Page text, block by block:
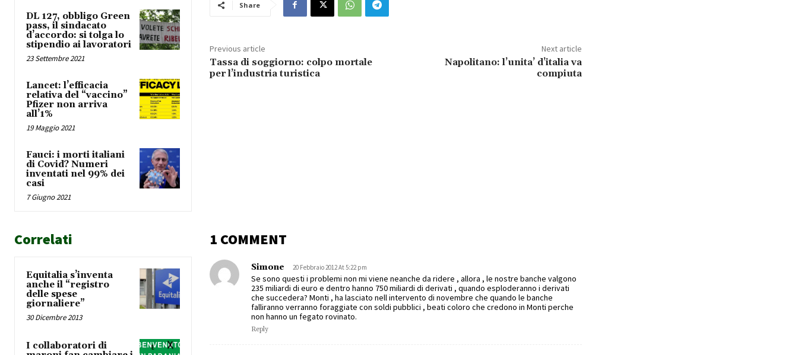
DL 127, obbligo Green
pass, il sindacato
d’accordo: si tolga lo
stipendio ai lavoratori
23 Settembre 2021
Lancet: l’efficacia
relativa del “vaccino”
Pfizer non arriva
all’1%
19 Maggio 2021
Fauci: i morti italiani
di Covid? Numeri
inventati nel 99% dei
casi
7 Giugno 2021
Share
Previous article
Tassa di soggiorno: colpo mortale
per l’industria turistica
Next article
Napolitano: l’unita’ d’italia va
compiuta
Correlati
Equitalia s’inventa
anche il “registro
delle spese
giornaliere”
30 Dicembre 2013
I collaboratori di
1 COMMENT
Simone 20 Febbraio 2012 At 5:22 pm
Se sono questi i problemi non mi viene neanche da ridere , allora , le nostre banche valgono
235 miliardi di euro e dentro hanno 750 miliardi di derivati , quando esploderanno i derivati
che succedera? Monti , ha lasciato nell intervento di novembre che quando le banche
falliranno verranno foraggiate con soldi pubblici , beati coloro che credono in Monti perche
non hanno un fegato rovinato.
Reply